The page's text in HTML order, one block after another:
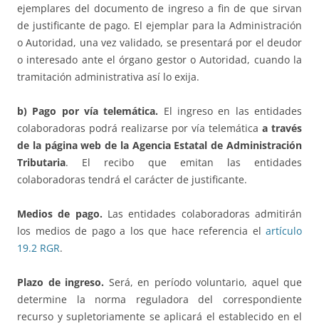
ejemplares del documento de ingreso a fin de que sirvan
de justificante de pago. El ejemplar para la Administración
o Autoridad, una vez validado, se presentará por el deudor
o interesado ante el órgano gestor o Autoridad, cuando la
tramitación administrativa así lo exija.
b) Pago por vía telemática. El ingreso en las entidades
colaboradoras podrá realizarse por vía telemática a través
de la página web de la Agencia Estatal de Administración
Tributaria. El recibo que emitan las entidades
colaboradoras tendrá el carácter de justificante.
Medios de pago. Las entidades colaboradoras admitirán
los medios de pago a los que hace referencia el artículo
19.2 RGR.
Plazo de ingreso. Será, en período voluntario, aquel que
determine la norma reguladora del correspondiente
recurso y supletoriamente se aplicará el establecido en el